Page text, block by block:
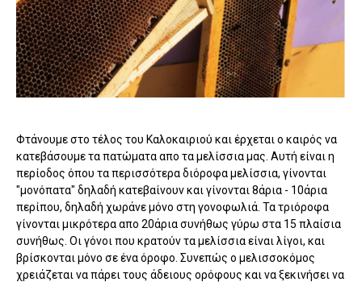
Φτάνουμε στο τέλος του Καλοκαιριού και έρχεται ο καιρός να
κατεβάσουμε τα πατώματα απο τα μελίσσια μας. Αυτή είναι η
περίοδος όπου τα περισσότερα διόροφα μελίσσια, γίνονται
"μονόπατα" δηλαδή κατεβαίνουν και γίνονται 8άρια - 10άρια
περίπου, δηλαδή χωράνε μόνο στη γονοφωλιά. Τα τριόροφα
γίνονται μικρότερα απο 20άρια συνήθως γύρω στα 15 πλαίσια
συνήθως. Οι γόνοι που κρατούν τα μελίσσια είναι λίγοι, και
βρίσκονται μόνο σε ένα όροφο. Συνεπώς ο μελισσοκόμος
χρειάζεται να πάρει τους άδειους ορόφους και να ξεκινήσει να